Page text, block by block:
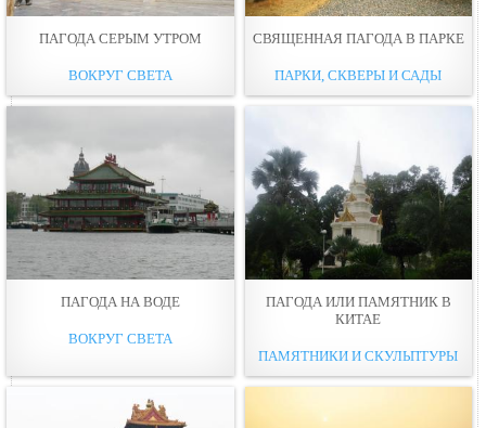
ПАГОДА СЕРЫМ УТРОМ
ВОКРУГ СВЕТА
СВЯЩЕННАЯ ПАГОДА В ПАРКЕ
ПАРКИ, СКВЕРЫ И САДЫ
ПАГОДА НА ВОДЕ
ВОКРУГ СВЕТА
ПАГОДА ИЛИ ПАМЯТНИК В
КИТАЕ
ПАМЯТНИКИ И СКУЛЬПТУРЫ